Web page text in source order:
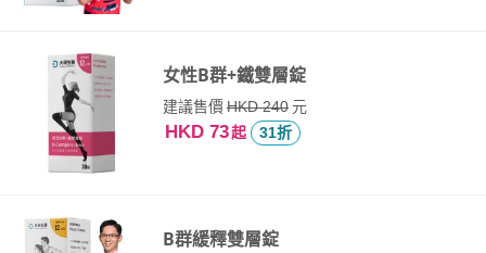
女性B群+鐵雙層錠
建議售價HKD 240元
HKD 73起 31折
B群緩釋雙層錠